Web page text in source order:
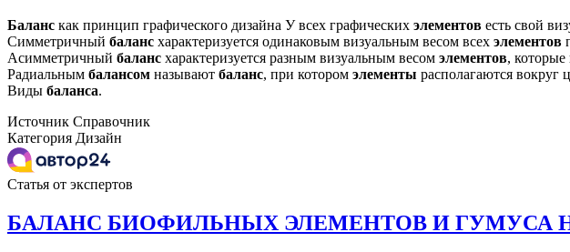
Баланс как принцип графического дизайна У всех графических элементов есть свой
Симметричный баланс характеризуется одинаковым визуальным весом всех элементов
Асимметричный баланс характеризуется разным визуальным весом элементов,
Радиальным балансом называют баланс, при котором элементы располагаются вокруг
Виды баланса.
Источник Справочник
Категория Дизайн
Статья от экспертов
БАЛАНС БИОФИЛЬНЫХ ЭЛЕМЕНТОВ И